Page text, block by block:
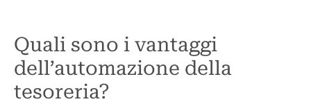
Quali sono i vantaggi
dell’automazione della
tesoreria?